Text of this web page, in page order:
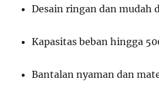
Desain ringan dan mudah
Kapasitas beban hingga
Bantalan nyaman dan